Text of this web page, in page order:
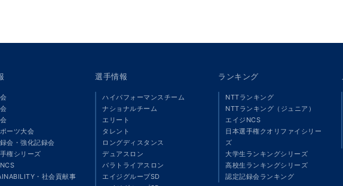
ーツ大会
会・強化記録会
権シリーズ
・社会貢献事
選手情報
ハイパフォーマンスチーム
ナショナルチーム
エリート
タレント
ロングディスタンス
デュアスロン
パラトライアスロン
エイジグループSD
ランキング
NTTランキング
NTTランキング（ジュニア）
エイジNCS
日本選手権クオリファイシリー
ズ
大学生ランキングシリーズ
高校生ランキングシリーズ
認定記録会ランキング